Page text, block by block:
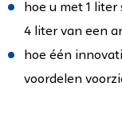
hoe u met 1
4 liter van een
hoe één
voordelen